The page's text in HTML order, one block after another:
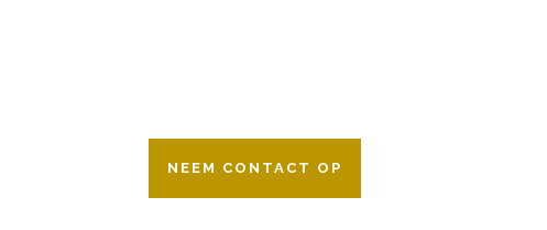
NEEM CONTACT OP